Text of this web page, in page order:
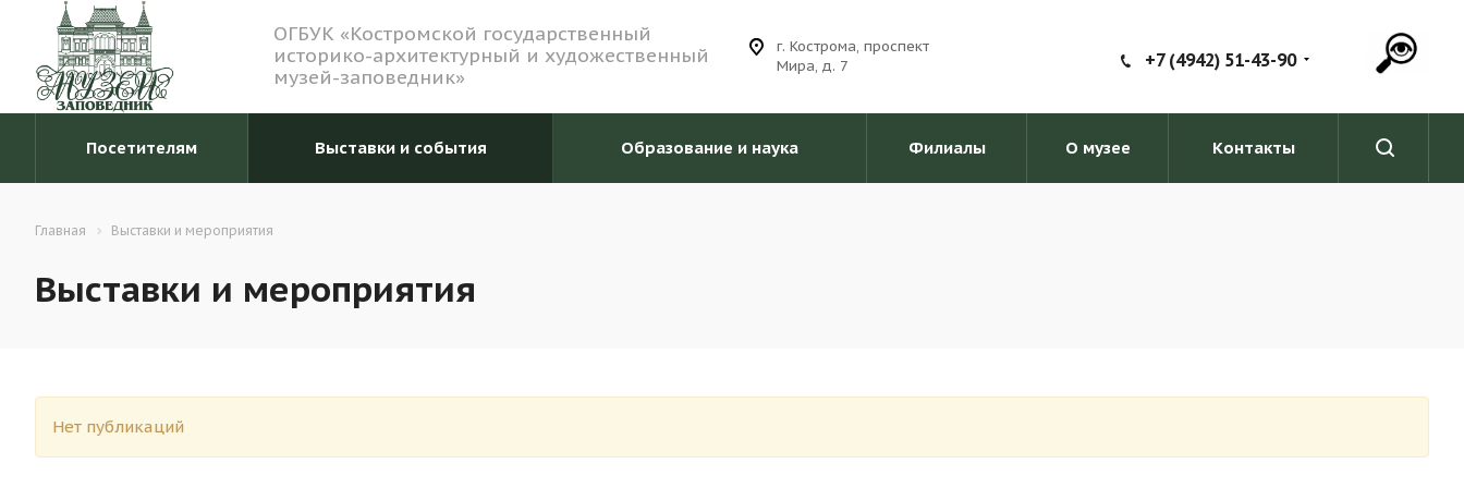
ОГБУК «Костромской государственный
историко-архитектурный и художественный
музей-заповедник»
г. Кострома, проспект
Мира, д. 7
+7 (4942) 51-43-90
Посетителям Выставки и события Образование и наука Филиалы О музее Контакты
Главная Выставки и мероприятия
Выставки и мероприятия
Нет публикаций